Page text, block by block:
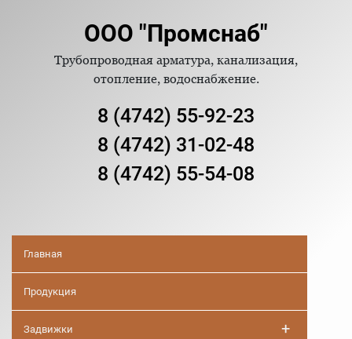
ООО "Промснаб"
Трубопроводная арматура, канализация,
отопление, водоснабжение.
8 (4742) 55-92-23
8 (4742) 31-02-48
8 (4742) 55-54-08
Главная
Продукция
Задвижки +